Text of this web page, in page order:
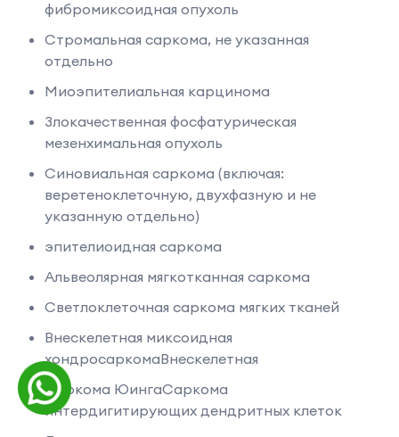
фибромиксоидная опухоль
Стромальная саркома, не указанная
отдельно
Миоэпителиальная карцинома
Злокачественная фосфатурическая
мезенхимальная опухоль
Синовиальная саркома (включая:
веретеноклеточную, двухфазную и не
указанную отдельно)
эпителиоидная саркома
Альвеолярная мягкотканная саркома
Светлоклеточная саркома мягких тканей
Внескелетная миксоидная
хондросаркомаВнескелетная
Саркома ЮингаСаркома
интердигитирующих дендритных клеток